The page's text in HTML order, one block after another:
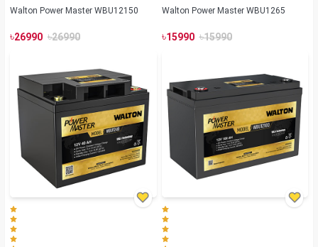
Walton Power Master WBU12150
৳26990 ৳26990
Walton Power Master WBU1265
৳15990 ৳15990